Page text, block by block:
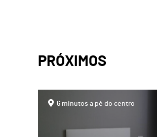
PRÓXIMOS
page6 minutos a pé do centro